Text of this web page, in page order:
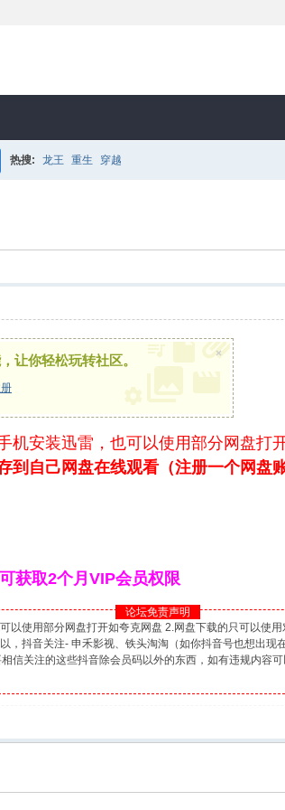
热搜: 龙王 重生 穿越
让你轻松玩转社区。 ×
机安装迅雷，也可以使用部分网盘打
到自己网盘在线观看（注册一个网盘
获取2个月VIP会员权限
论坛免责声明
以使用部分网盘打开如夸克网盘 2.网盘下载的只可以使
，抖音关注- 申禾影视、铁头淘淘（如你抖音号也想出
信关注的这些抖音除会员码以外的东西，如有违规内容